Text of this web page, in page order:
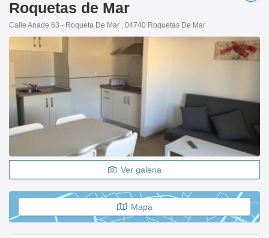
Roquetas de Mar
Calle Anade 63 - Roqueta De Mar , 04740 Roquetas De Mar
Ver galeria
Mapa